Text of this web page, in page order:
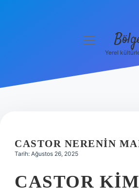
Hakkımızda
menüyü
Yerel
CASTOR NERENIN
Tarih: Ağustos 26, 2025
CASTOR